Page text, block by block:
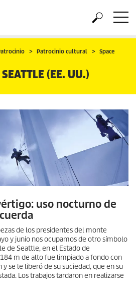
Patrocinio cultural
Space
(EE. UU.)
uso nocturno de
de los presidentes del monte
y junio nos ocupamos de otro símbolo
de Seattle, en el Estado de
m de alto fue limpiado a fondo con
se le liberó de su suciedad, que en su
Los trabajos tardaron en realizarse